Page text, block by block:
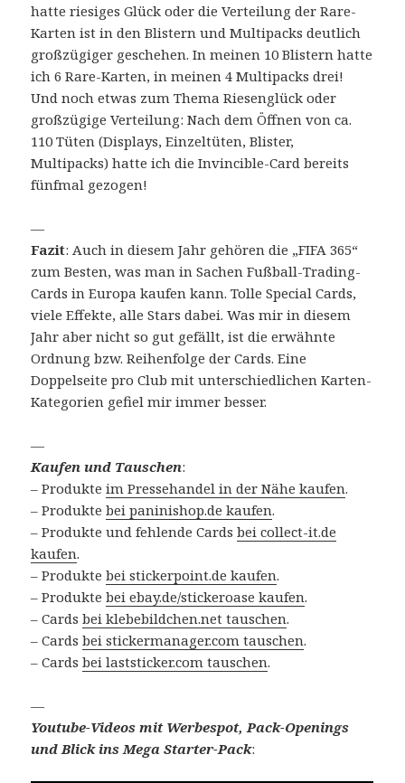
hatte riesiges Glück oder die Verteilung der Rare-
Karten ist in den Blistern und Multipacks deutlich
großzügiger geschehen. In meinen 10 Blistern hatte
ich 6 Rare-Karten, in meinen 4 Multipacks drei!
Und noch etwas zum Thema Riesenglück oder
großzügige Verteilung: Nach dem Öffnen von ca.
110 Tüten (Displays, Einzeltüten, Blister,
Multipacks) hatte ich die Invincible-Card bereits
fünfmal gezogen!
—
Fazit: Auch in diesem Jahr gehören die „FIFA 365“
zum Besten, was man in Sachen Fußball-Trading-
Cards in Europa kaufen kann. Tolle Special Cards,
viele Effekte, alle Stars dabei. Was mir in diesem
Jahr aber nicht so gut gefällt, ist die erwähnte
Ordnung bzw. Reihenfolge der Cards. Eine
Doppelseite pro Club mit unterschiedlichen Karten-
Kategorien gefiel mir immer besser.
—
Kaufen und Tauschen:
– Produkteim Pressehandel in der Nähe kaufen.
– Produktebei paninishop.de kaufen.
– Produkte und fehlende Cardsbei collect-it.de
kaufen.
– Produktebei stickerpoint.de kaufen.
– Produktebei ebay.de/stickeroase kaufen.
– Cardsbei klebebildchen.net tauschen.
– Cardsbei stickermanager.com tauschen.
– Cardsbei laststicker.com tauschen.
—
Youtube-Videos mit Werbespot, Pack-Openings
und Blick ins Mega Starter-Pack: